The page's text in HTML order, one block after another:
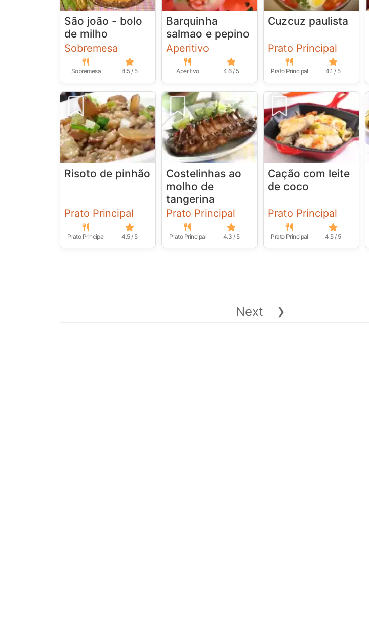
São joão - bolo
de milho
Sobremesa
Sobremesa 4.5 / 5
Barquinha
salmao e pepino
Aperitivo
Aperitivo 4.6 / 5
Cuzcuz paulista
Prato Principal
Prato Principal 4.1 / 5
Risoto de pinhão
Prato Principal
Prato Principal 4.5 / 5
Costelinhas ao
molho de
tangerina
Prato Principal
Prato Principal 4.3 / 5
Cação com leite
de coco
Prato Principal
Prato Principal 4.5 / 5
Next ›